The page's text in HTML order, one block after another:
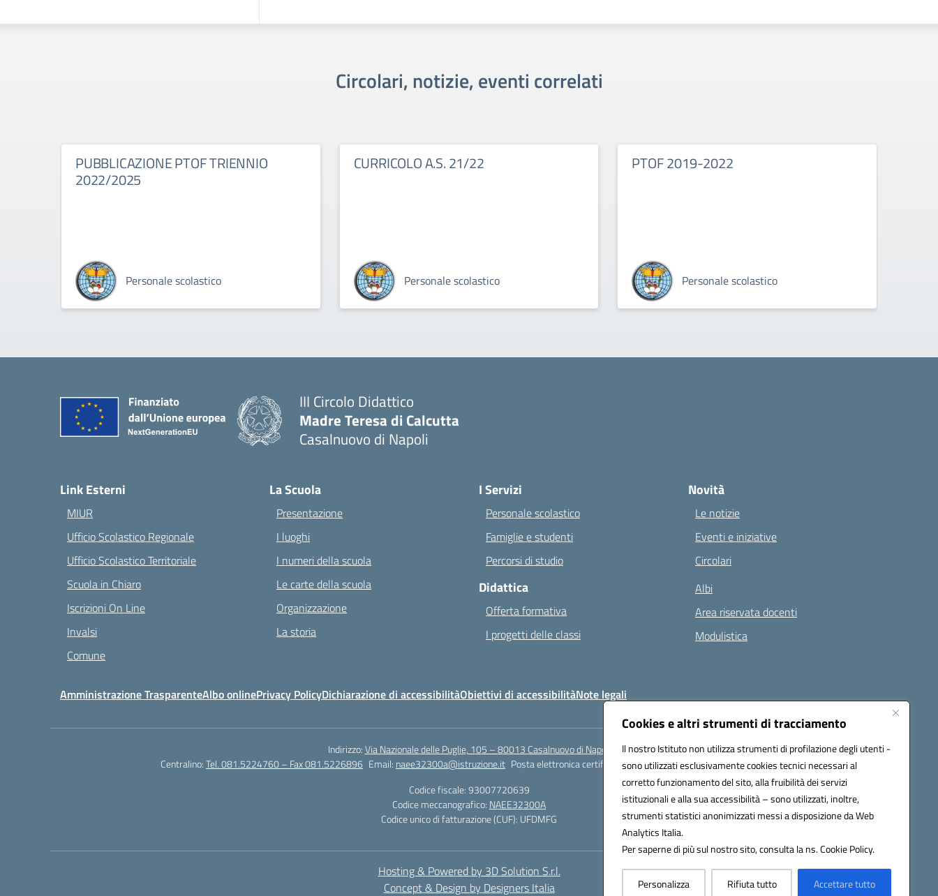
Cookies e altri strumenti di tracciamento
Il nostro Istituto non utilizza strumenti di profilazione degli utenti -
sono utilizzati esclusivamente cookies tecnici necessari al
corretto funzionamento del sito, alla fruibilità dei servizi
istituzionali e alla sua accessibilità – sono utilizzati, inoltre,
strumenti statistici anonimizzati messi a disposizione da Web
Analytics Italia.
Per saperne di più sul nostro sito, consulta la ns. Cookie Policy.
Personalizza Rifiuta tutto Accettare tutto
Circolari, notizie, eventi correlati
PUBBLICAZIONE PTOF TRIENNIO
2022/2025
Personale scolastico
CURRICOLO A.S. 21/22
Personale scolastico
PTOF 2019-2022
Personale scolastico
III Circolo Didattico
Madre Teresa di Calcutta
Casalnuovo di Napoli
Link Esterni
MIUR
Ufficio Scolastico Regionale
Ufficio Scolastico Territoriale
Scuola in Chiaro
Iscrizioni On Line
Invalsi
Comune
La Scuola
Presentazione
I luoghi
I numeri della scuola
Le carte della scuola
Organizzazione
La storia
I Servizi
Personale scolastico
Famiglie e studenti
Percorsi di studio
Didattica
Offerta formativa
I progetti delle classi
Novità
Le notizie
Eventi e iniziative
Circolari
Albi
Area riservata docenti
Modulistica
Amministrazione TrasparenteAlbo onlinePrivacy PolicyDichiarazione di accessibilitàObiettivi di accessibilitàNote legali
Indirizzo:Via Nazionale delle Puglie, 105 – 80013 Casalnuovo di Napoli
Centralino:Tel. 081.5224760 – Fax 081.5226896 Email: naee32300a@istruzione.it Posta elettronica certificata (PEC):naee32300a@pec.istruzione.it
Codice fiscale: 93007720639
Codice meccanografico: NAEE32300A
Codice unico di fatturazione (CUF): UFDMFG
Hosting & Powered by 3D Solution S.r.l.
Concept & Design by Designers Italia